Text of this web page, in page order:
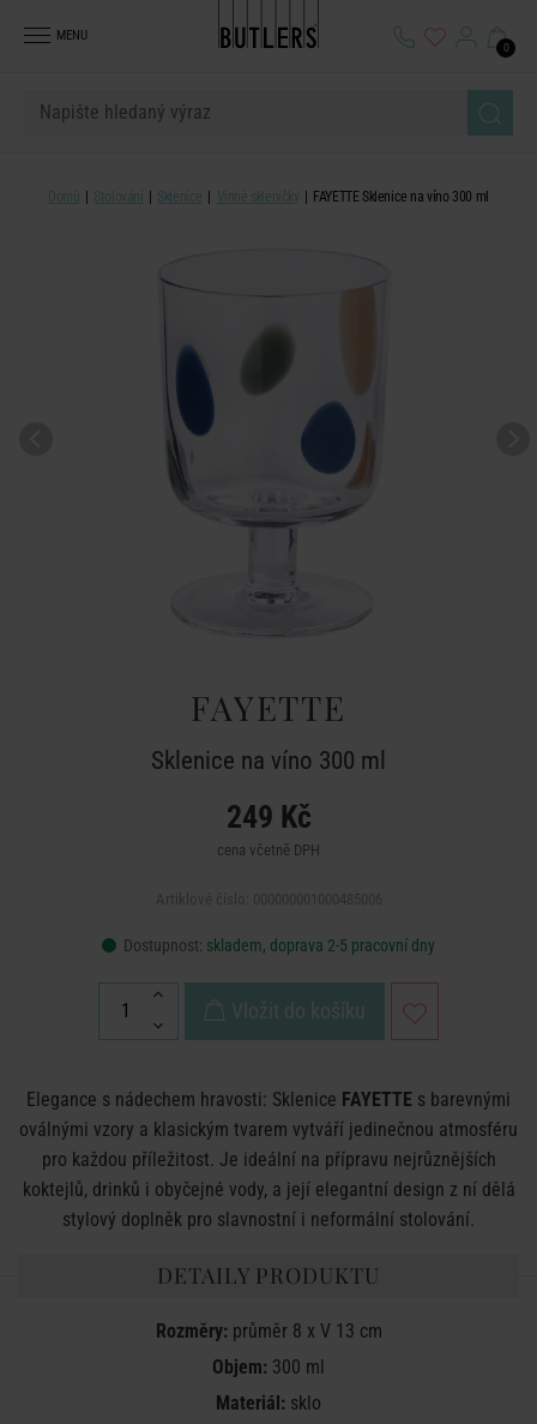
MENU
0
Domů Stolování Sklenice Vinné skleničky FAYETTE Sklenice na víno 300 ml
FAYETTE
Sklenice na víno 300 ml
249 Kč
cena včetně DPH
Dostupnost: skladem, doprava 2-5 pracovní dny
Vložit do košíku
Elegance s nádechem hravosti: Sklenice FAYETTE s barevnými
oválnými vzory a klasickým tvarem vytváří jedinečnou atmosféru
pro každou příležitost. Je ideální na přípravu nejrůznějších
koktejlů, drinků i obyčejné vody, a její elegantní design z ní dělá
stylový doplněk pro slavnostní i neformální stolování.
DETAILY PRODUKTU
Rozměry:průměr 8 x V 13 cm
Objem: 300 ml
Materiál: sklo